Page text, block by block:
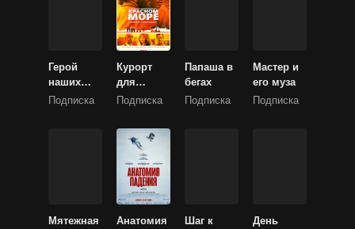
Герой
наших
снов
Подписка
Курорт
для
ныряльщ
Красном
море
Подписка
Папаша в
бегах
Подписка
Мастер и
его муза
Подписка
Мятежная
Анатомия
Шаг к
День